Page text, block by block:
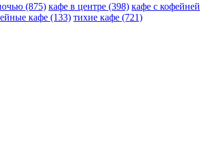
(875) кафе в центре (398) кафе с кофейней
кафе (133) тихие кафе (721)